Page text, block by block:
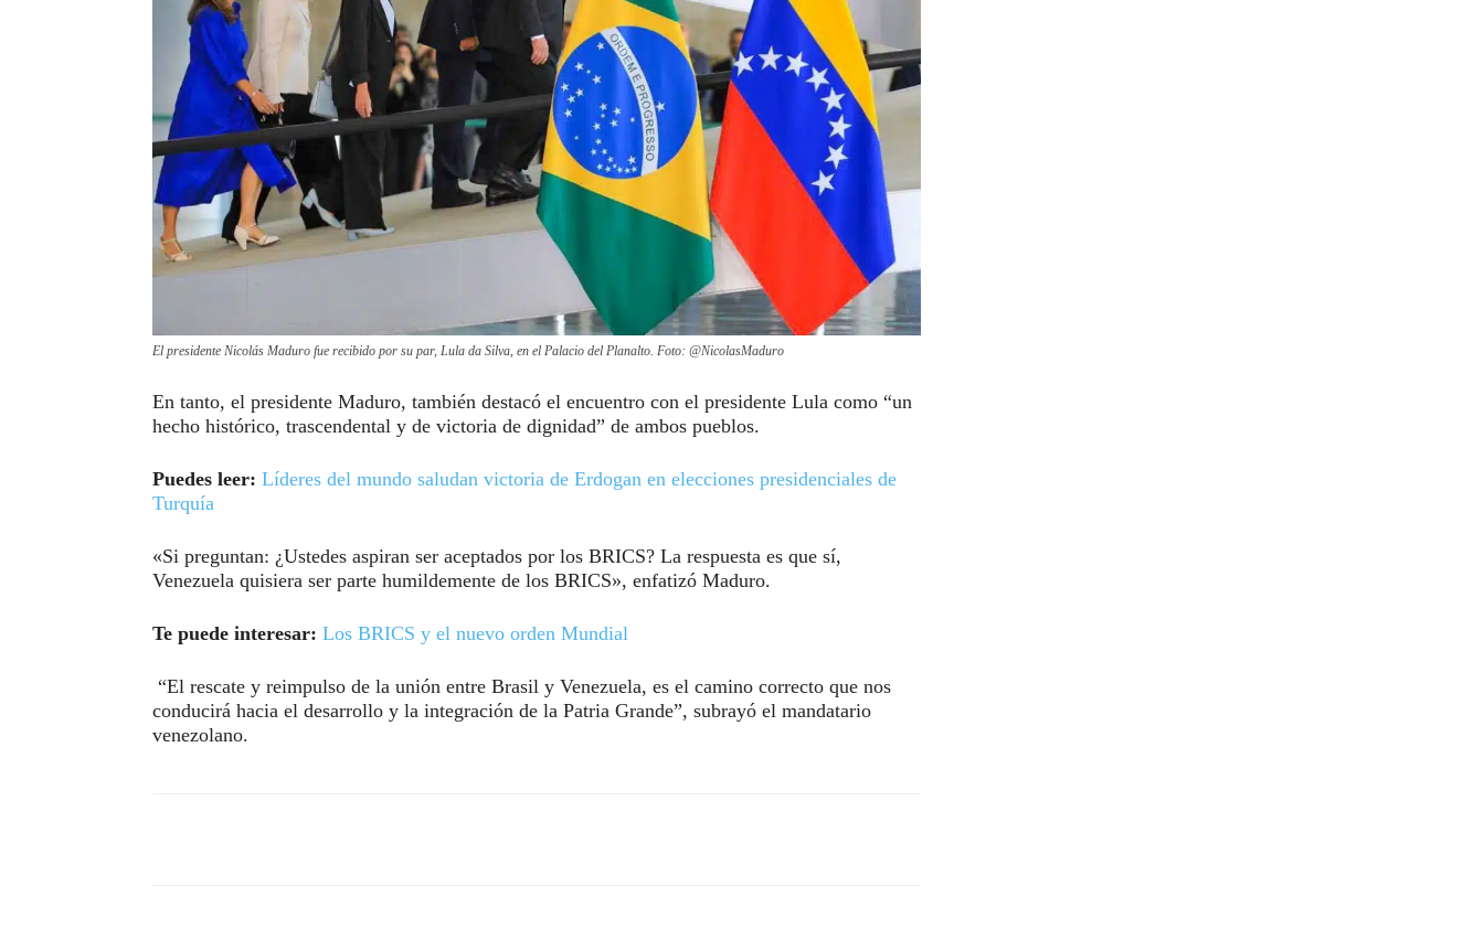
El presidente Nicolás Maduro fue recibido por su par, Lula da Silva, en el Palacio del Planalto. Foto: @NicolasMaduro
En tanto, el presidente Maduro, también destacó el encuentro con el presidente Lula como “un
hecho histórico, trascendental y de victoria de dignidad” de ambos pueblos.
Puedes leer: Líderes del mundo saludan victoria de Erdogan en elecciones presidenciales de
Turquía
«Si preguntan: ¿Ustedes aspiran ser aceptados por los BRICS? La respuesta es que sí,
Venezuela quisiera ser parte humildemente de los BRICS», enfatizó Maduro.
Te puede interesar: Los BRICS y el nuevo orden Mundial
“El rescate y reimpulso de la unión entre Brasil y Venezuela, es el camino correcto que nos
conducirá hacia el desarrollo y la integración de la Patria Grande”, subrayó el mandatario
venezolano.